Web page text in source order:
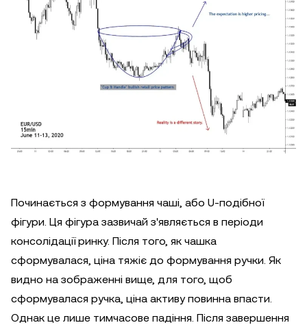
Починається з формування чаші, або U-подібної
фігури. Ця фігура зазвичай з'являється в періоди
консолідації ринку. Після того, як чашка
сформувалася, ціна тяжіє до формування ручки. Як
видно на зображенні вище, для того, щоб
сформувалася ручка, ціна активу повинна впасти.
Однак це лише тимчасове падіння. Після завершення